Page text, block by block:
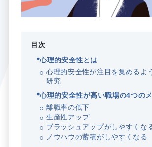
目次
心理的安全性とは
心理的安全性が注目を集めるよ
研究
心理的安全性が高い職場の4つの
離職率の低下
生産性アップ
ブラッシュアップがしやすくな
ノウハウの蓄積がしやすくなる